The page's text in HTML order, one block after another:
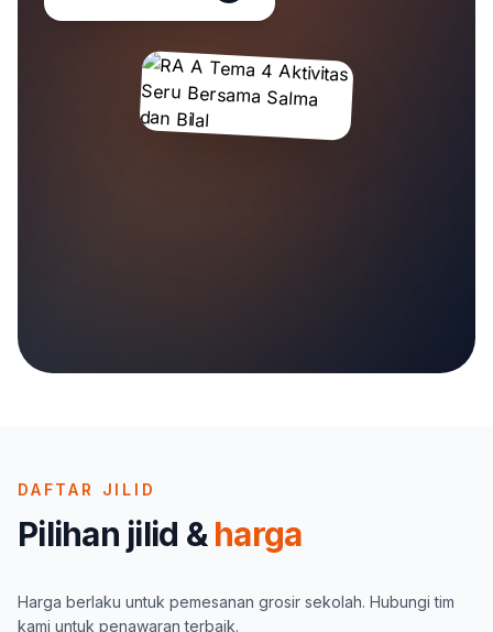
DAFTAR JILID
Pilihan jilid &harga
Harga berlaku untuk pemesanan grosir sekolah. Hubungi tim
kami untuk penawaran terbaik.